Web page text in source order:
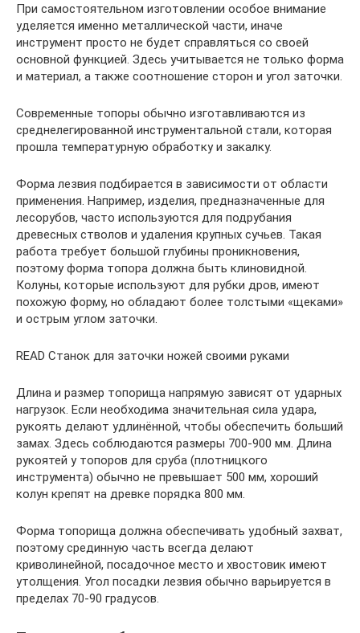
При самостоятельном изготовлении особое внимание
уделяется именно металлической части, иначе
инструмент просто не будет справляться со своей
основной функцией. Здесь учитывается не только форма
и материал, а также соотношение сторон и угол заточки.
Современные топоры обычно изготавливаются из
среднелегированной инструментальной стали, которая
прошла температурную обработку и закалку.
Форма лезвия подбирается в зависимости от области
применения. Например, изделия, предназначенные для
лесорубов, часто используются для подрубания
древесных стволов и удаления крупных сучьев. Такая
работа требует большой глубины проникновения,
поэтому форма топора должна быть клиновидной.
Колуны, которые используют для рубки дров, имеют
похожую форму, но обладают более толстыми «щеками»
и острым углом заточки.
READ Станок для заточки ножей своими руками
Длина и размер топорища напрямую зависят от ударных
нагрузок. Если необходима значительная сила удара,
рукоять делают удлинённой, чтобы обеспечить больший
замах. Здесь соблюдаются размеры 700-900 мм. Длина
рукоятей у топоров для сруба (плотницкого
инструмента) обычно не превышает 500 мм, хороший
колун крепят на древке порядка 800 мм.
Форма топорища должна обеспечивать удобный захват,
поэтому срединную часть всегда делают
криволинейной, посадочное место и хвостовик имеют
утолщения. Угол посадки лезвия обычно варьируется в
пределах 70-90 градусов.